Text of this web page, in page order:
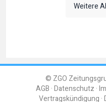
Weitere
© ZGO
AGB Datenschutz
Vertragskündigung